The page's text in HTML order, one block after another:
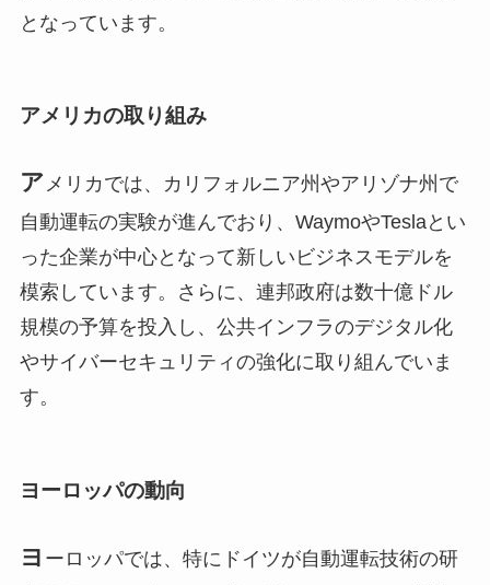
となっています。
アメリカの取り組み
アメリカでは、カリフォルニア州やアリゾナ州で
自動運転の実験が進んでおり、WaymoやTeslaとい
った企業が中心となって新しいビジネスモデルを
模索しています。さらに、連邦政府は数十億ドル
規模の予算を投入し、公共インフラのデジタル化
やサイバーセキュリティの強化に取り組んでいま
す。
ヨーロッパの動向
ヨ ーロッパでは、特にドイツが自動運転技術の研